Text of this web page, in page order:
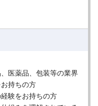
医薬品、包装等の業界
持ちの方
験をお持ちの方